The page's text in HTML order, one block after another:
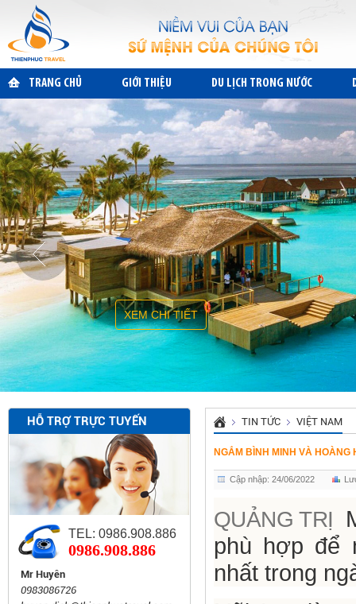
TRANG CHỦ GIỚI THIỆU DU LỊCH TRONG NƯỚC
XEM CHI TIẾT
HỖ TRỢ TRỰC TUYẾN
TEL: 0986.908.886
0986.908.886
Mr Huyên
0983086726
TIN TỨC VIỆT NAM
NGẮM BÌNH MINH VÀ HOÀNG
Cập nhập: 24/06/2022
QUẢNG TRỊ
phù hợp để
nhất trong